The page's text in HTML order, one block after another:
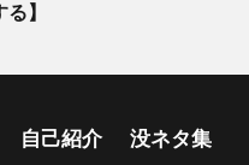
る】
自己紹介 没ネタ集